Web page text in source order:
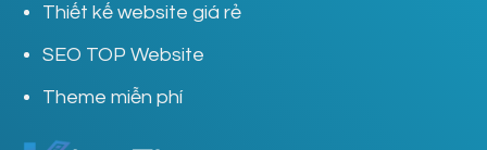
Thiết kế website giá rẻ
SEO TOP Website
Theme miễn phí